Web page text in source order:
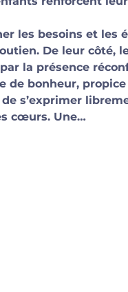
les besoins et les
De leur côté,
la présence
bonheur,
s’exprimer
cœurs. Une…